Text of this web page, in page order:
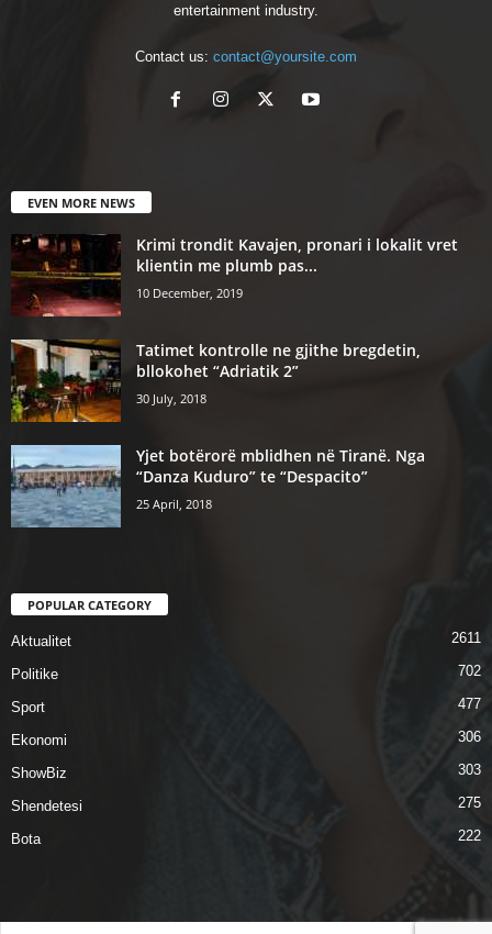
entertainment industry.
Contact us: contact@yoursite.com
EVEN MORE NEWS
Krimi trondit Kavajen, pronari i lokalit vret
klientin me plumb pas...
10 December, 2019
Tatimet kontrolle ne gjithe bregdetin,
bllokohet “Adriatik 2”
30 July, 2018
Yjet botërorë mblidhen në Tiranë. Nga
“Danza Kuduro” te “Despacito”
25 April, 2018
POPULAR CATEGORY
Aktualitet 2611
Politike 702
Sport 477
Ekonomi 306
ShowBiz 303
Shendetesi 275
Bota 222